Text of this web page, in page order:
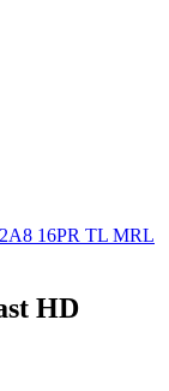
16PR TL MRL
HD